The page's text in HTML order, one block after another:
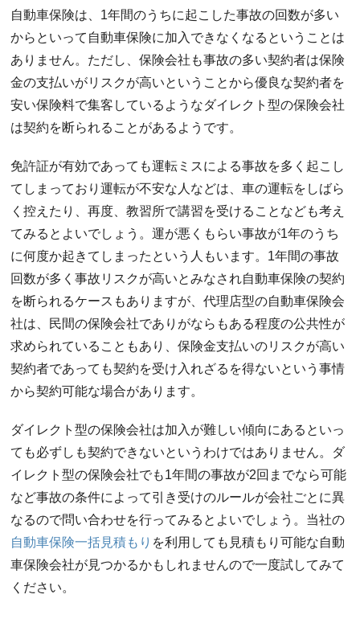
自動車保険は、1年間のうちに起こした事故の回数が多い
からといって自動車保険に加入できなくなるということは
ありません。ただし、保険会社も事故の多い契約者は保険
金の支払いがリスクが高いということから優良な契約者を
安い保険料で集客しているようなダイレクト型の保険会社
は契約を断られることがあるようです。
免許証が有効であっても運転ミスによる事故を多く起こし
てしまっており運転が不安な人などは、車の運転をしばら
く控えたり、再度、教習所で講習を受けることなども考え
てみるとよいでしょう。運が悪くもらい事故が1年のうち
に何度か起きてしまったという人もいます。1年間の事故
回数が多く事故リスクが高いとみなされ自動車保険の契約
を断られるケースもありますが、代理店型の自動車保険会
社は、民間の保険会社でありがならもある程度の公共性が
求められていることもあり、保険金支払いのリスクが高い
契約者であっても契約を受け入れざるを得ないという事情
から契約可能な場合があります。
ダイレクト型の保険会社は加入が難しい傾向にあるといっ
ても必ずしも契約できないというわけではありません。ダ
イレクト型の保険会社でも1年間の事故が2回までなら可能
など事故の条件によって引き受けのルールが会社ごとに異
なるので問い合わせを行ってみるとよいでしょう。当社の
自動車保険一括見積もり を利用しても見積もり可能な自動
車保険会社が見つかるかもしれませんので一度試してみて
ください。